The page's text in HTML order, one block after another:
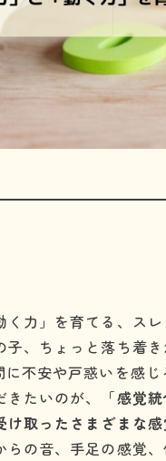
力」を育てる、ス
、ちょっと落ち着
不安や戸惑いを感じ
きたいのが、「感覚統
け取ったさまざまな
らの音、手足の感覚